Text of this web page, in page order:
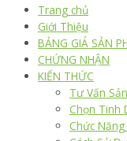
Trang chủ
Giới Thiệu
BẢNG GIÁ SẢN
CHỨNG NHẬN
KIẾN THỨC
Tư Vấn
Chọn Tinh
Chức